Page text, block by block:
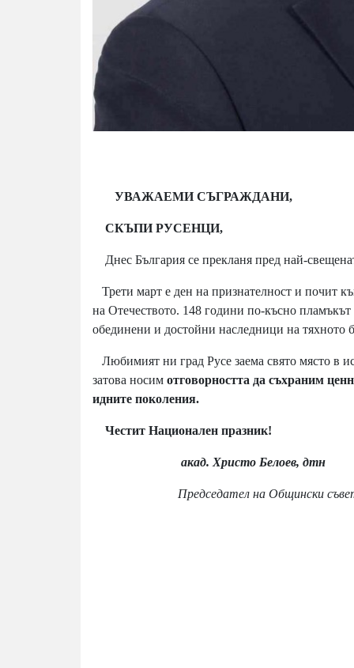
УВАЖАЕМИ СЪГРАЖДАНИ,
СКЪПИ РУСЕНЦИ,
Днес България се прекланя пред най-
Трети март е ден на признателност и почит
на Отечеството. 148 години по-късно
обединени и достойни наследници на тяхното
Любимият ни град Русе заема свято място в
затова носим отговорността да съхраним
идните поколения.
Честит Национален празник!
акад. Христо Белоев, дтн
Председател на Общински